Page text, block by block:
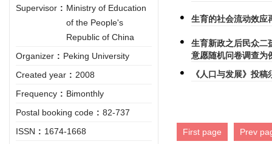
Supervisor : Ministry of Education
of the People's
Republic of China
Organizer : Peking University
Created year : 2008
Frequency : Bimonthly
Postal booking code : 82-737
ISSN : 1674-1668
生育的社会流动效
生育新政之后民众
意愿随机问卷调查为
《人口与发展》投稿
First page Prev